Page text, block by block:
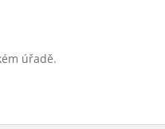
úřadě.